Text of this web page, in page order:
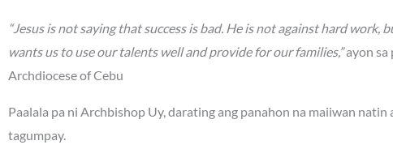
“Jesus is not saying that success is bad. He is not against hard work,
wants us to use our talents well and provide for our families,”ayon sa
Archdiocese of Cebu
Paalala pa ni Archbishop Uy, darating ang panahon na maiiwan
tagumpay.